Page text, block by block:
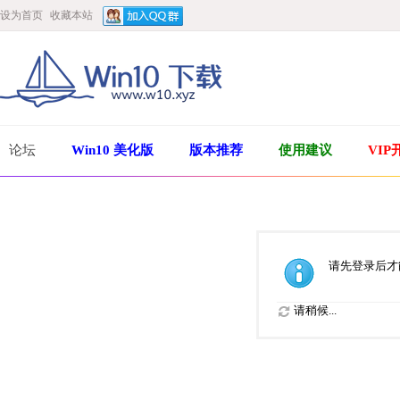
设为首页 收藏本站
论坛 Win10 美化版 版本推荐 使用建议 VIP
请先登录后
请稍候...